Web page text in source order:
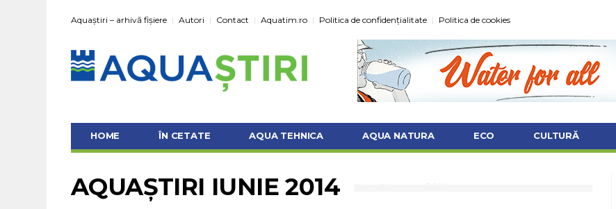
Aquaștiri – arhivă fișiere Autori Contact Aquatim.ro Politica de confidențialitate Politica de cookies
HOME ÎN CETATE AQUA TEHNICA AQUA NATURA ECO CULTURĂ
AQUAȘTIRI IUNIE 2014